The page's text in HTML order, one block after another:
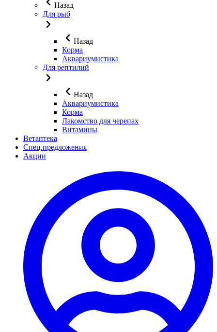
Назад
Для рыб
Назад
Корма
Аквариумистика
Для рептилий
Назад
Аквариумистика
Корма
Лакомство для черепах
Витамины
Ветаптека
Спец.предложения
Акции